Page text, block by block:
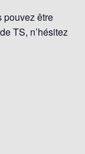
pouvez être
TS, n’hésitez